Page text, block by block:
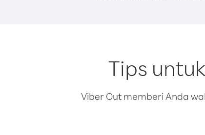
Tips
Viber Out memberi Anda